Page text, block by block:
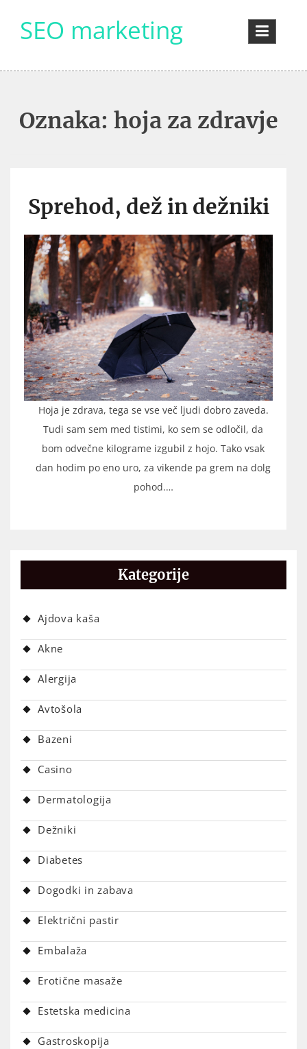
contentSEO marketing
Oznaka: hoja za zdravje
Sprehod, dež in dežniki
Hoja je zdrava, tega se vse več ljudi dobro zaveda.
Tudi sam sem med tistimi, ko sem se odločil, da
bom odvečne kilograme izgubil z hojo. Tako vsak
dan hodim po eno uro, za vikende pa grem na dolg
pohod.…
Kategorije
Ajdova kaša
Akne
Alergija
Avtošola
Bazeni
Casino
Dermatologija
Dežniki
Diabetes
Dogodki in zabava
Električni pastir
Embalaža
Erotične masaže
Estetska medicina
Gastroskopija